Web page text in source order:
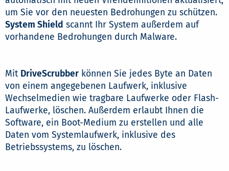
um Sie vor den neuesten Bedrohungen zu schützen.
System Shield scannt Ihr System außerdem auf
vorhandene Bedrohungen durch Malware.
Mit DriveScrubber können Sie jedes Byte an Daten
von einem angegebenen Laufwerk, inklusive
Wechselmedien wie tragbare Laufwerke oder Flash-
Laufwerke, löschen. Außerdem erlaubt Ihnen die
Software, ein Boot-Medium zu erstellen und alle
Daten vom Systemlaufwerk, inklusive des
Betriebssystems, zu löschen.